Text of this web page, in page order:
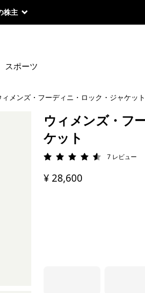
株主
スポーツ
ィメンズ・フーディニ・ロック・ジャケット
ウィメンズ・フ
ケット
評価: 4.6 / 5
7 レビュー
¥ 28,600